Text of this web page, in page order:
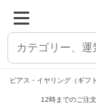
ピアス・イヤリング（ギフ
12時までのご注